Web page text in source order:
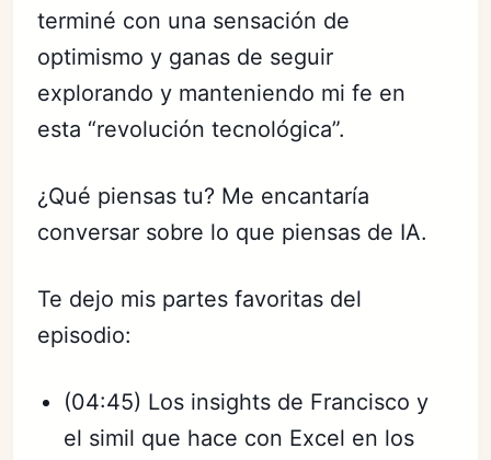
terminé con una sensación de
optimismo y ganas de seguir
explorando y manteniendo mi fe en
esta “revolución tecnológica”.
¿Qué piensas tu? Me encantaría
conversar sobre lo que piensas de IA.
Te dejo mis partes favoritas del
episodio:
(04:45) Los insights de Francisco y
el simil que hace con Excel en los